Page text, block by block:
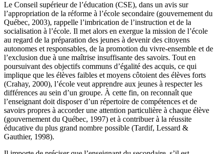
Le Conseil supérieur de l’éducation (CSE), dans un avis sur
l’appropriation de la réforme à l’école secondaire (gouvernement du
Québec, 2003), rappelle l’imbrication de l’instruction et de la
socialisation à l’école. Il met alors en exergue la mission de l’école
au regard de la préparation des jeunes à devenir des citoyens
autonomes et responsables, de la promotion du vivre-ensemble et de
l’exclusion due à une maîtrise insuffisante des savoirs. Tout en
poursuivant des objectifs communs d’égalité des acquis, ce qui
implique que les élèves faibles et moyens côtoient des élèves forts
(Crahay, 2000), l’école veut apprendre aux jeunes à respecter les
différences au sein d’un groupe. À cette fin, on reconnaît que
l’enseignant doit disposer d’un répertoire de compétences et de
savoirs propres à accorder une attention particulière à chaque élève
(gouvernement du Québec, 1997) et à contribuer à la réussite
éducative du plus grand nombre possible (Tardif, Lessard &
Gauthier, 1998).